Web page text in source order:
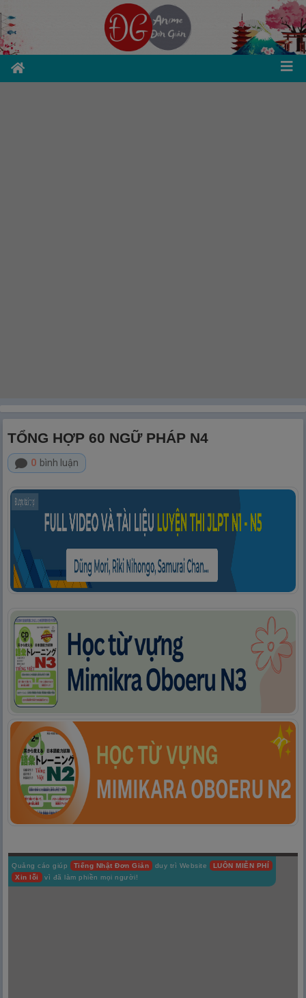
TỔNG HỢP 60 NGỮ PHÁP N4
0 bình luận
Quảng cáo giúp Tiếng Nhật Đơn Giản duy trì Website
LUÔN MIỄN PHÍ
Xin lỗi
vì đã làm phiền mọi người!